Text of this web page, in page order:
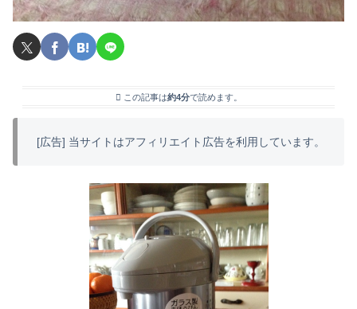
この記事は約4分で読めます。
[広告] 当サイトはアフィリエイト広告を利用しています。